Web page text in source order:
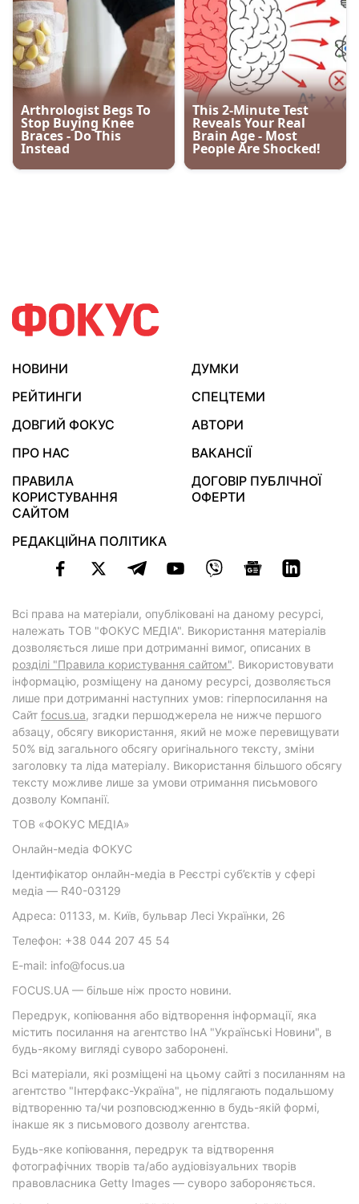
НОВИНИ
ДУМКИ
РЕЙТИНГИ
СПЕЦТЕМИ
ДОВГИЙ ФОКУС
АВТОРИ
ПРО НАС
ВАКАНСІЇ
ПРАВИЛА
КОРИСТУВАННЯ
САЙТОМ
ДОГОВІР ПУБЛІЧНОЇ
ОФЕРТИ
РЕДАКЦІЙНА ПОЛІТИКА
Всі права на матеріали, опубліковані на даному ресурсі,
належать ТОВ "ФОКУС МЕДІА". Використання матеріалів
дозволяється лише при дотриманні вимог, описаних в
розділі "Правила користування сайтом". Використовувати
інформацію, розміщену на даному ресурсі, дозволяється
лише при дотриманні наступних умов: гіперпосилання на
Cайт focus.ua, згадки першоджерела не нижче першого
абзацу, обсягу використання, який не може перевищувати
50% від загального обсягу оригінального тексту, зміни
заголовку та ліда матеріалу. Використання більшого обсягу
тексту можливе лише за умови отримання письмового
дозволу Компанії.
ТОВ «ФОКУС МЕДІА»
Онлайн-медіа ФОКУС
Ідентифікатор онлайн-медіа в Реєстрі суб’єктів у сфері
медіа — R40-03129
Адреса: 01133, м. Київ, бульвар Лесі Українки, 26
Телефон: +38 044 207 45 54
E-mail: info@focus.ua
FOCUS.UA — більше ніж просто новини.
Передрук, копіювання або відтворення інформації, яка
містить посилання на агентство ІнА "Українські Новини", в
будь-якому вигляді суворо заборонені.
Всі матеріали, які розміщені на цьому сайті з посиланням на
агентство "Інтерфакс-Україна", не підлягають подальшому
відтворенню та/чи розповсюдженню в будь-якій формі,
інакше як з письмового дозволу агентства.
Будь-яке копіювання, передрук та відтворення
фотографічних творів та/або аудіовізуальних творів
правовласника Getty Images — суворо забороняється.